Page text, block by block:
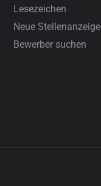
Lesezeichen
Neue Stellenanzeige
Bewerber suchen